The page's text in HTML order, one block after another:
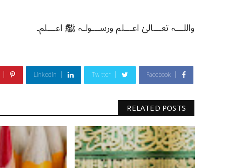
واللـــہ تعـــالیٰ اعـــلم ورســـولـہ ﷺ اعـــلم۔
Facebook
Twitter
Linkedin
RELATED POSTS